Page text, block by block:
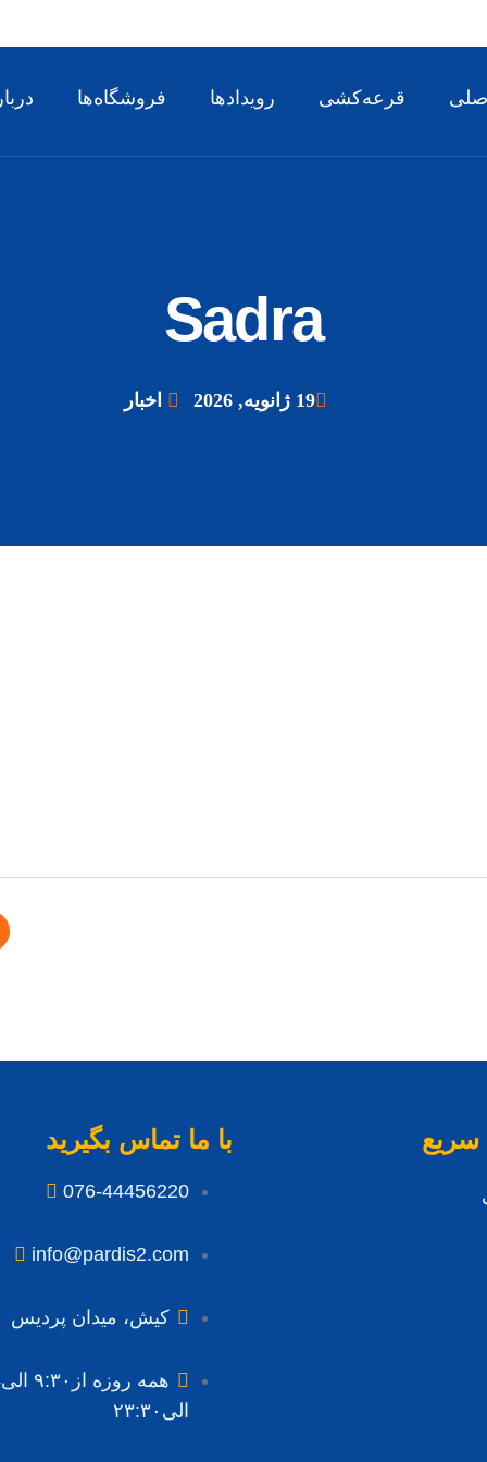
قرعه‌کشی رویدادها فروشگاه‌ها
Sadra
19 ژانویه, 2026 اخبار
با ما تماس بگیرید
076-44456220
info@pardis2.com
کیش، میدان پردیس
الی۲۳:۳۰